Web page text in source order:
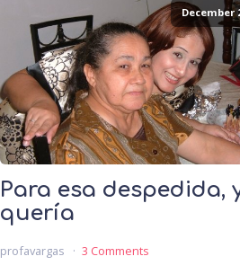
December
Para esa despedida,
quería
profavargas 3 Comments